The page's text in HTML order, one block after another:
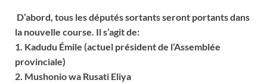
D’abord, tous les députés sortants seront portants dans
la nouvelle course. Il s’agit de:
1. Kadudu Émile (actuel président de l’Assemblée
provinciale)
2. Mushonio wa Rusati Eliya